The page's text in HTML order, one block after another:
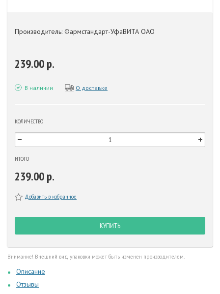
Производитель: Фармстандарт-УфаВИТА ОАО
239.00 р.
В наличии О доставке
КОЛИЧЕСТВО
ИТОГО
239.00 р.
Добавить в избранное
КУПИТЬ
Внимание! Внешний вид упаковки может быть изменен производителем.
Описание
Отзывы